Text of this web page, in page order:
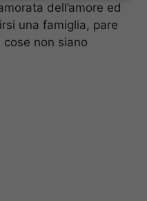
dell’amore ed
una famiglia, pare
non siano